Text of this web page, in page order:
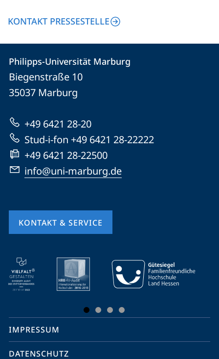
KONTAKT PRESSESTELLE
Kontakt
und
Informationen
zur
Website
Kontaktinformationen
Philipps-
Universität
Philipps-Universität Marburg
Biegenstraße 10
35037 Marburg
+49 6421 28-20
Stud-i-fon +49 6421 28-22222
+49 6421 28-22500
info@uni-marburg.de
KONTAKT & SERVICE
Mobile-
Service-
Navigation
Social
Media
Kontakte
IMPRESSUM
DATENSCHUTZ